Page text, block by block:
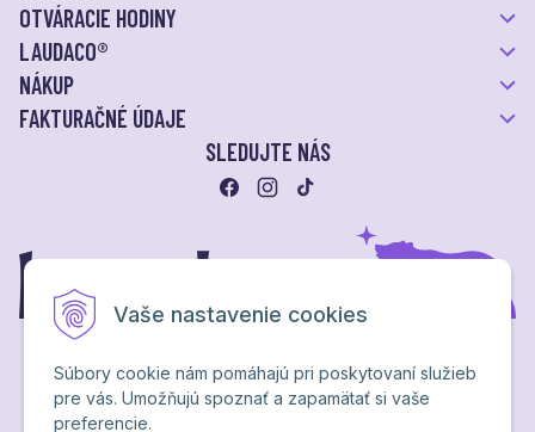
Vaše nastavenie cookies
Súbory cookie nám pomáhajú pri poskytovaní služieb
pre vás. Umožňujú spoznať a zapamätať si vaše
preferencie.
OTVÁRACIE HODINY
LAUDACO®
NÁKUP
FAKTURAČNÉ ÚDAJE
SLEDUJTE NÁS
Ochrana osobných údajov